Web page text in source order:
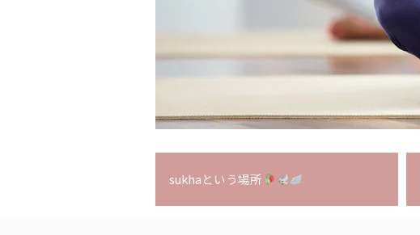
sukhaという場所